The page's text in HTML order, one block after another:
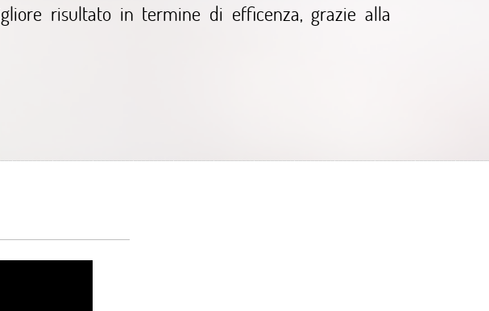
risultato in termine di efficenza, grazie alla